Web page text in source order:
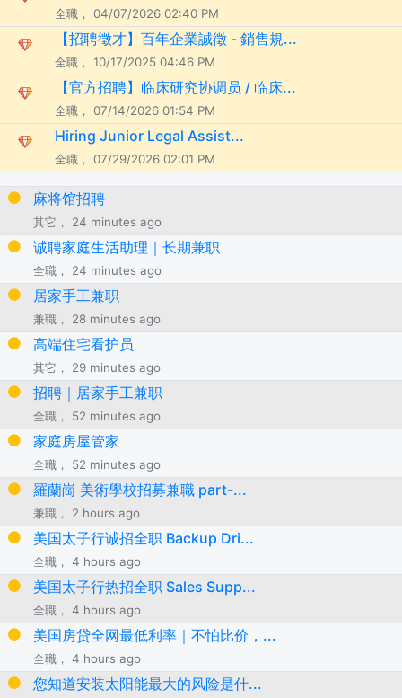
全職， 04/07/2026 02:40 PM
【招聘徵才】百年企業誠徵 - 銷售規...
全職， 10/17/2025 04:46 PM
【官方招聘】临床研究协调员 / 临床...
全職， 07/14/2026 01:54 PM
Hiring Junior Legal Assist...
全職， 07/29/2026 02:01 PM
麻将馆招聘
其它， 24 minutes ago
诚聘家庭生活助理｜长期兼职
全職， 24 minutes ago
居家手工兼职
兼職， 28 minutes ago
高端住宅看护员
其它， 29 minutes ago
招聘｜居家手工兼职
全職， 52 minutes ago
家庭房屋管家
全職， 52 minutes ago
羅蘭崗 美術學校招募兼職 part-...
兼職， 2 hours ago
美国太子行诚招全职 Backup Dri...
全職， 4 hours ago
美国太子行热招全职 Sales Supp...
全職， 4 hours ago
美国房贷全网最低利率｜不怕比价，...
全職， 4 hours ago
您知道安装太阳能最大的风险是什...